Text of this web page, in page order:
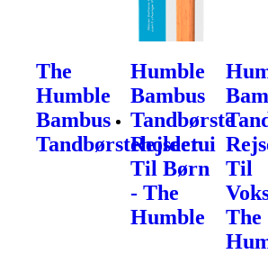
The
Humble
Bambus
Tandbørsteholder
Humble
Bambus
Tandbørste
Rejseetui
Til Børn
- The
Humble
Til
The